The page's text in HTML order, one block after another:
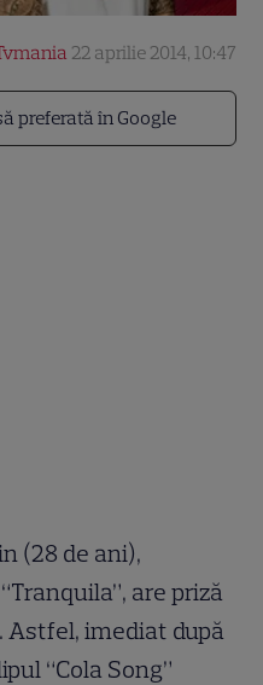
preferată în Google
22 aprilie 2014, 10:47
(28 de ani),
are priză
imediat după
“Cola Song”